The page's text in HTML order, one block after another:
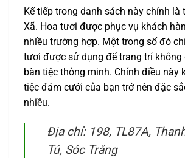
Kế tiếp trong danh sách này chính là
Xã. Hoa tươi được phục vụ khách
nhiều trường hợp. Một trong số đó
tươi được sử dụng để trang trí không
bàn tiệc thông minh. Chính điều này
tiệc đám cưới của bạn trở nên đặc
nhiều.
Địa chỉ: 198, TL87A,
Tú, Sóc Trăng